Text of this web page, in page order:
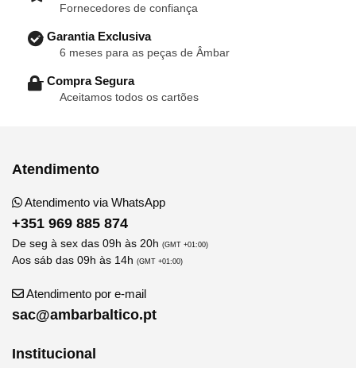
Fornecedores de confiança
– Garantia Exclusiva
6 meses para as peças de Âmbar
– Compra Segura
Aceitamos todos os cartões
Atendimento
Atendimento via WhatsApp
+351 969 885 874
De seg à sex das 09h às 20h (GMT +01:00)
Aos sáb das 09h às 14h (GMT +01:00)
Atendimento por e-mail
sac@ambarbaltico.pt
Institucional